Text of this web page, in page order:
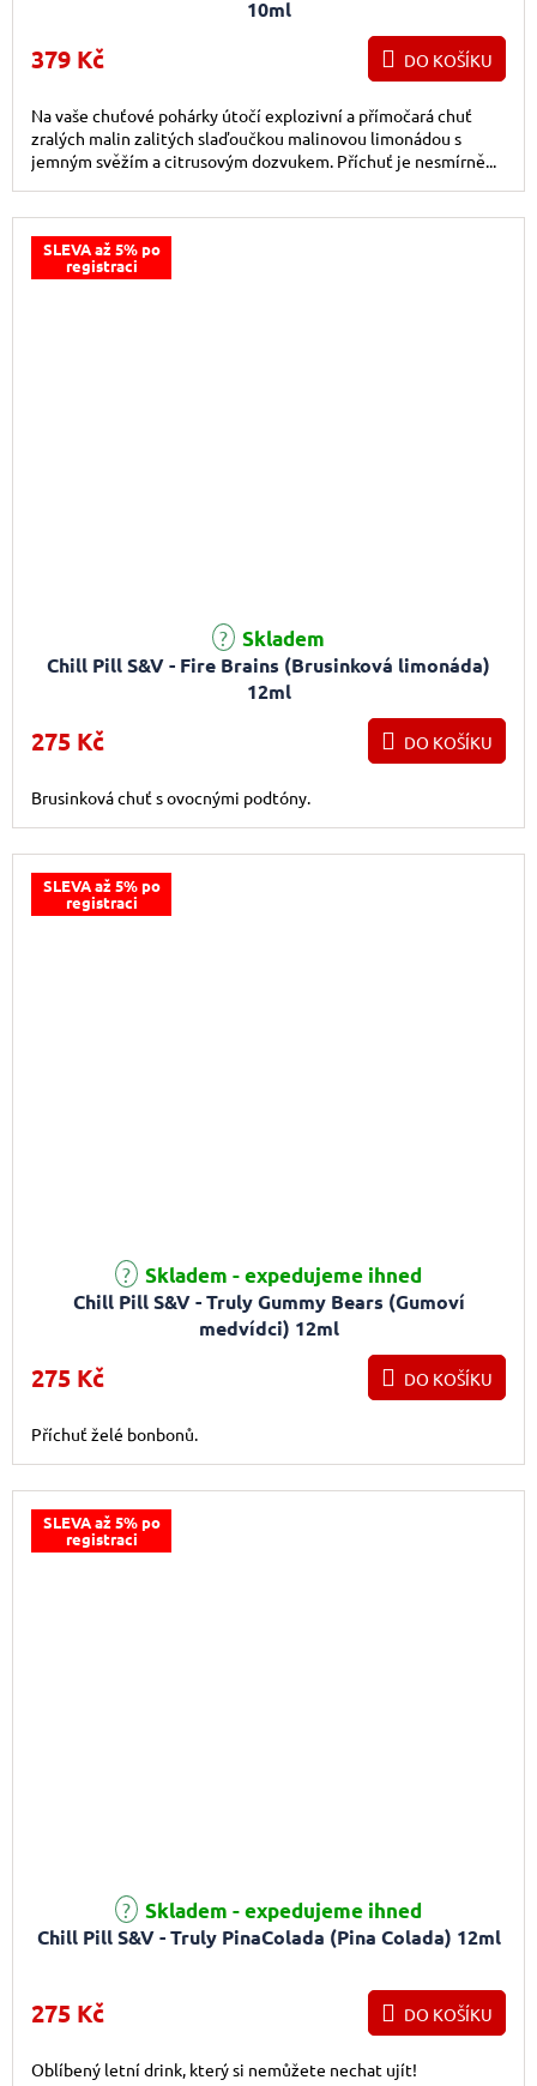
10ml
379 Kč DO KOŠÍKU
Na vaše chuťové pohárky útočí explozivní a přímočará chuť
zralých malin zalitých slaďoučkou malinovou limonádou s
jemným svěžím a citrusovým dozvukem. Příchuť je nesmírně...
SLEVA až 5% po
registraci
Chill Pill S&V - Fire Brains (Brusinková limonáda)
12ml
Skladem
275 Kč DO KOŠÍKU
Brusinková chuť s ovocnými podtóny.
SLEVA až 5% po
registraci
Chill Pill S&V - Truly Gummy Bears (Gumoví
medvídci) 12ml
Skladem - expedujeme ihned
275 Kč DO KOŠÍKU
Příchuť želé bonbonů.
SLEVA až 5% po
registraci
Chill Pill S&V - Truly PinaColada (Pina Colada) 12ml
Skladem - expedujeme ihned
275 Kč DO KOŠÍKU
Oblíbený letní drink, který si nemůžete nechat ujít!